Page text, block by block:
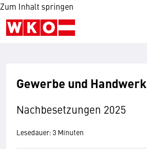
Zum Inhalt springen
Gewerbe und Handwerk
Nachbesetzungen 2025
Lesedauer: 3 Minuten